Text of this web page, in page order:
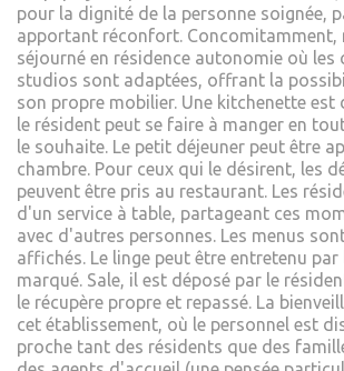
pour la dignité de la personne soignée,
apportant réconfort. Concomitamment,
séjourné en résidence autonomie où les
studios sont adaptées, offrant la
son propre mobilier. Une kitchenette est
le résident peut se faire à manger en
le souhaite. Le petit déjeuner peut être
chambre. Pour ceux qui le désirent, les
peuvent être pris au restaurant. Les
d'un service à table, partageant ces
avec d'autres personnes. Les menus
affichés. Le linge peut être entretenu
marqué. Sale, il est déposé par le
le récupère propre et repassé. La
cet établissement, où le personnel est
proche tant des résidents que des